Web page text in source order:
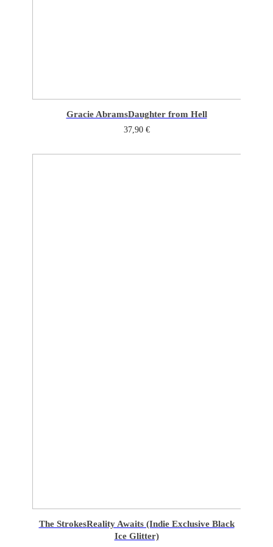
Gracie AbramsDaughter from Hell
37,90 €
The StrokesReality Awaits (Indie Exclusive Black
Ice Glitter)